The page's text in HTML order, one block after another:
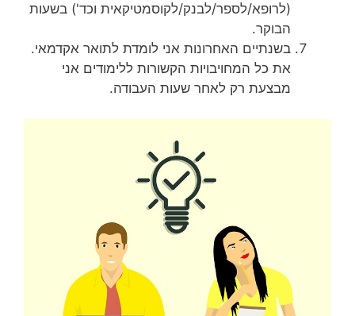
(לרופא/לספר/לבנק/לקוסמטיקאית וכד') בשעות
הבוקר.
בשנתיים האחרונות אני לומדת לתואר אקדמאי.
את כל המחויבויות הקשורות ללימודים אני
מבצעת רק לאחר שעות העבודה.